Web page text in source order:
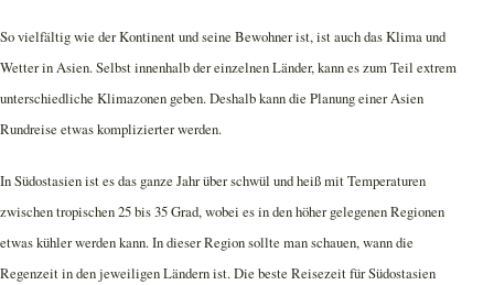
So vielfältig wie der Kontinent und seine Bewohner ist, ist auch das Klima und
Wetter in Asien. Selbst innenhalb der einzelnen Länder, kann es zum Teil extrem
unterschiedliche Klimazonen geben. Deshalb kann die Planung einer Asien
Rundreise etwas komplizierter werden.
In Südostasien ist es das ganze Jahr über schwül und heiß mit Temperaturen
zwischen tropischen 25 bis 35 Grad, wobei es in den höher gelegenen Regionen
etwas kühler werden kann. In dieser Region sollte man schauen, wann die
Regenzeit in den jeweiligen Ländern ist. Die beste Reisezeit für Südostasien